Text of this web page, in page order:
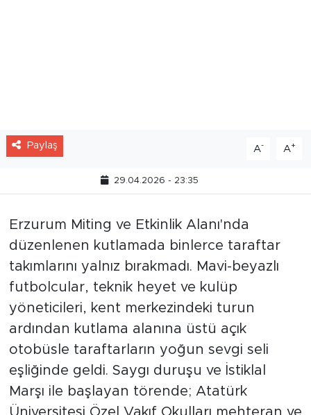
29.04.2026 - 23:35
Erzurum Miting ve Etkinlik Alanı'nda
düzenlenen kutlamada binlerce taraftar
takımlarını yalnız bırakmadı. Mavi-beyazlı
futbolcular, teknik heyet ve kulüp
yöneticileri, kent merkezindeki turun
ardından kutlama alanına üstü açık
otobüsle taraftarların yoğun sevgi seli
eşliğinde geldi. Saygı duruşu ve İstiklal
Marşı ile başlayan törende; Atatürk